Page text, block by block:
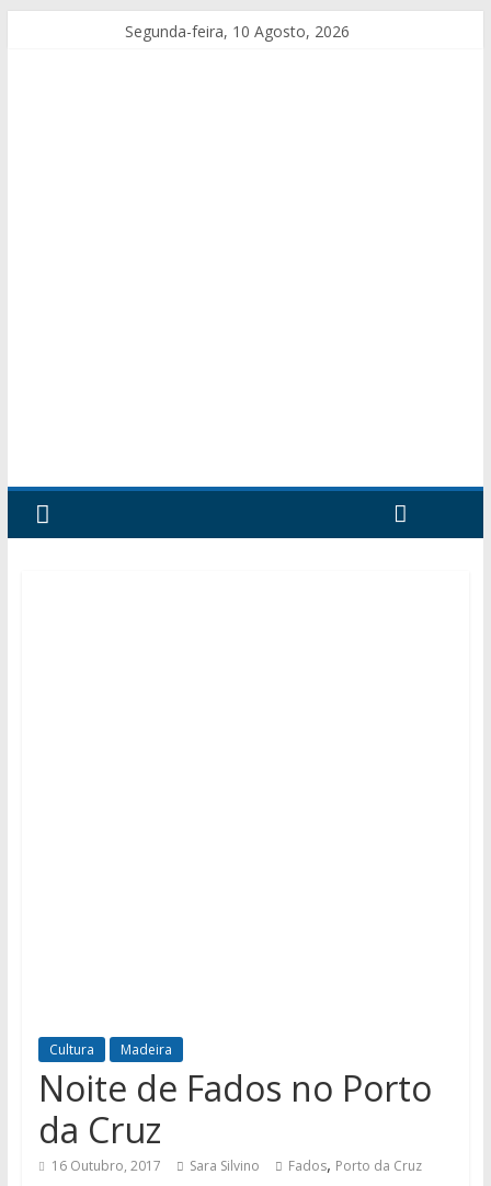
Segunda-feira, 10 Agosto, 2026
Cultura Madeira
Noite de Fados no Porto
da Cruz
16 Outubro, 2017 Sara Silvino Fados, Porto da Cruz